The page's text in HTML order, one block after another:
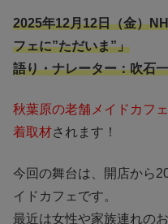
2025年12月12日（金）
フェに”ただいま”」
語り・ナレーター：吹石
秋葉原の老舗メイドカフェ
着取材されます！
今回の舞台は、開店から
イドカフェです。
最近は女性や家族連れの